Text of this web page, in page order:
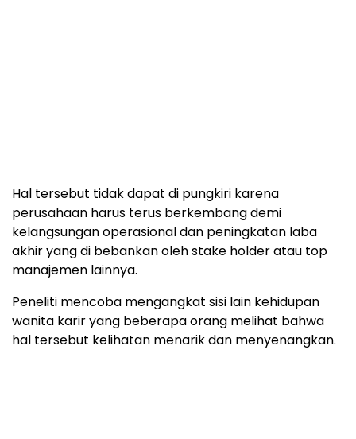
Hal tersebut tidak dapat di pungkiri karena
perusahaan harus terus berkembang demi
kelangsungan operasional dan peningkatan laba
akhir yang di bebankan oleh stake holder atau top
manajemen lainnya.
Peneliti mencoba mengangkat sisi lain kehidupan
wanita karir yang beberapa orang melihat bahwa
hal tersebut kelihatan menarik dan menyenangkan.